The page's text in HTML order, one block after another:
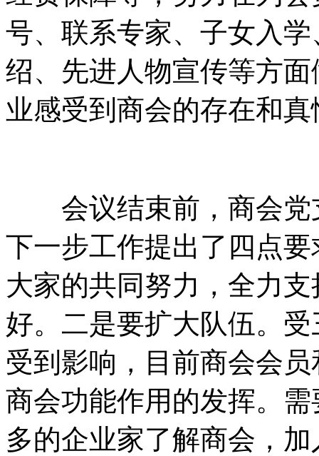
号、联系专家、子女入
绍、先进人物宣传等方
业感受到商会的存在和
会议结束前，商会党
下一步工作提出了四点
大家的共同努力，全力
好。二是要扩大队伍。
受到影响，目前商会会
商会功能作用的发挥。
多的企业家了解商会，